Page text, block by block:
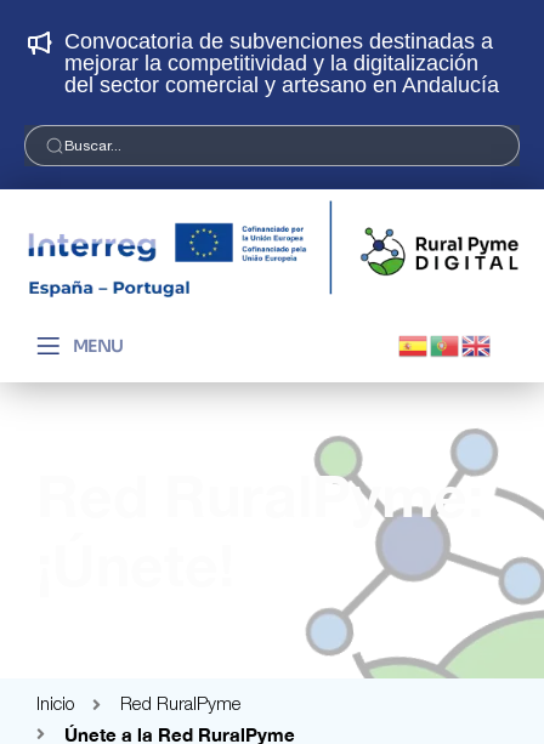
Convocatoria de subvenciones destinadas a
mejorar la competitividad y la digitalización
del sector comercial y artesano en Andalucía
Buscar...
MENU
Red RuralPyme:
Inicio Red RuralPyme
Únete a la Red RuralPyme